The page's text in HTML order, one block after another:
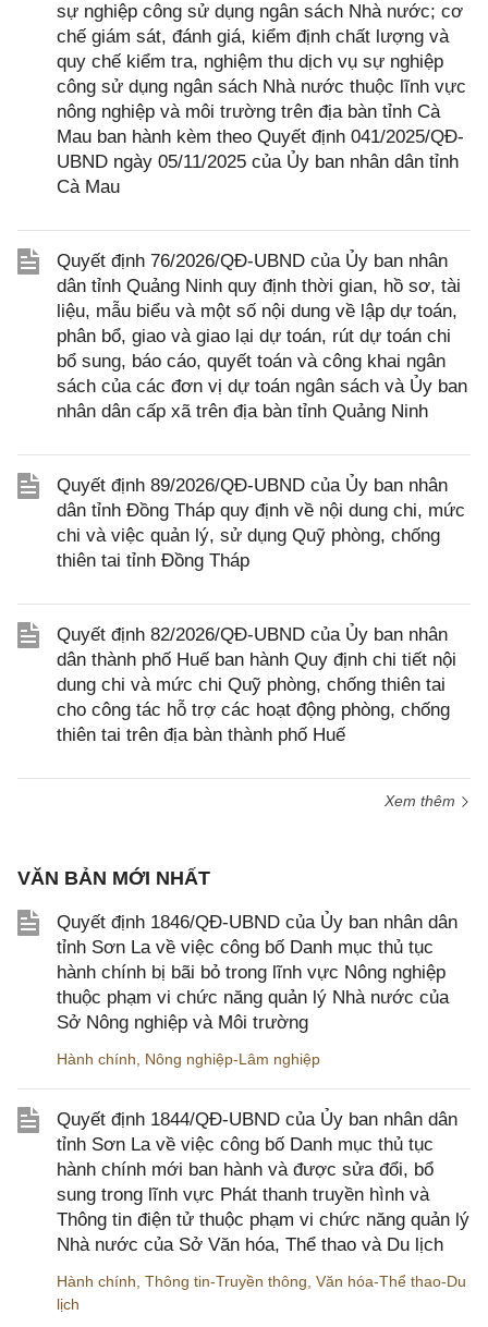
sự nghiệp công sử dụng ngân sách Nhà nước; cơ
chế giám sát, đánh giá, kiểm định chất lượng và
quy chế kiểm tra, nghiệm thu dịch vụ sự nghiệp
công sử dụng ngân sách Nhà nước thuộc lĩnh vực
nông nghiệp và môi trường trên địa bàn tỉnh Cà
Mau ban hành kèm theo Quyết định 041/2025/QĐ-
UBND ngày 05/11/2025 của Ủy ban nhân dân tỉnh
Cà Mau
Quyết định 76/2026/QĐ-UBND của Ủy ban nhân
dân tỉnh Quảng Ninh quy định thời gian, hồ sơ, tài
liệu, mẫu biểu và một số nội dung về lập dự toán,
phân bổ, giao và giao lại dự toán, rút dự toán chi
bổ sung, báo cáo, quyết toán và công khai ngân
sách của các đơn vị dự toán ngân sách và Ủy ban
nhân dân cấp xã trên địa bàn tỉnh Quảng Ninh
Quyết định 89/2026/QĐ-UBND của Ủy ban nhân
dân tỉnh Đồng Tháp quy định về nội dung chi, mức
chi và việc quản lý, sử dụng Quỹ phòng, chống
thiên tai tỉnh Đồng Tháp
Quyết định 82/2026/QĐ-UBND của Ủy ban nhân
dân thành phố Huế ban hành Quy định chi tiết nội
dung chi và mức chi Quỹ phòng, chống thiên tai
cho công tác hỗ trợ các hoạt động phòng, chống
thiên tai trên địa bàn thành phố Huế
Xem thêm
VĂN BẢN MỚI NHẤT
Quyết định 1846/QĐ-UBND của Ủy ban nhân dân
tỉnh Sơn La về việc công bố Danh mục thủ tục
hành chính bị bãi bỏ trong lĩnh vực Nông nghiệp
thuộc phạm vi chức năng quản lý Nhà nước của
Sở Nông nghiệp và Môi trường
Hành chính Nông nghiệp-Lâm nghiệp
Quyết định 1844/QĐ-UBND của Ủy ban nhân dân
tỉnh Sơn La về việc công bố Danh mục thủ tục
hành chính mới ban hành và được sửa đổi, bổ
sung trong lĩnh vực Phát thanh truyền hình và
Thông tin điện tử thuộc phạm vi chức năng quản lý
Nhà nước của Sở Văn hóa, Thể thao và Du lịch
Hành chính Thông tin-Truyền thông Văn hóa-Thể thao-Du
lịch